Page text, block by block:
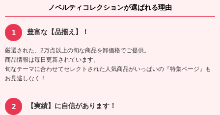
ノベルティコレクションが選ばれる理由
豊富な【品揃え】！
厳選された、2万点以上の旬な商品を卸価格でご提供。
商品情報は毎日更新されています。
旬なテーマに合わせてセレクトされた人気商品がいっぱいの『特集ページ』も
お見逃しなく！
【実績】に自信があります！